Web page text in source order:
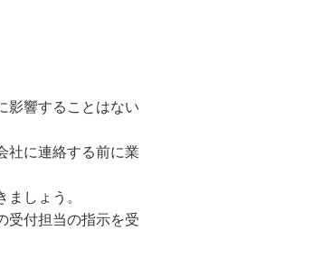
影響することはない
社に連絡する前に業
しょう。
受付担当の指示を受